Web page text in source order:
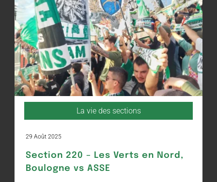
La vie des sections
29 Août 2025
Section 220 – Les Verts en Nord,
Boulogne vs ASSE